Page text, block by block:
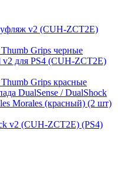
v2 (CUH-ZCT2E)
Grips черные
v2 для PS4 (CUH-ZCT2E)
Grips красные
DualSense / DualShock
Morales (красный) (2 шт)
v2 (CUH-ZCT2E) (PS4)